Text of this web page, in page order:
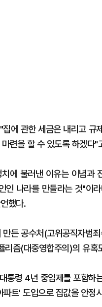
에 관한 세금은 내리고
련을 할 수 있도록 하겠다"
에 불러낸 이유는 이념과
인 나라를 만들라는 것"이
했다.
든 공수처(고위공직자범
리즘(대중영합주의)의 유혹
통령 4년 중임제를 포함하
트' 도입으로 집값을 안정